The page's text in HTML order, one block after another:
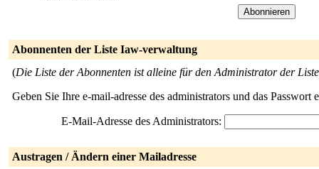
Abonnenten der Liste Iaw-verwaltung
(Die Liste der Abonnenten ist alleine für den Administrator der
Geben Sie Ihre e-mail-adresse des administrators und das
E-Mail-Adresse des Administrators:
Austragen / Ändern einer Mailadresse